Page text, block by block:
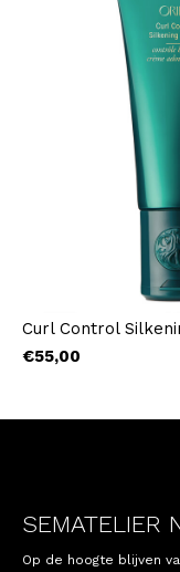
Curl Control
€55,00
SEMATELIER
Op de hoogte blijven